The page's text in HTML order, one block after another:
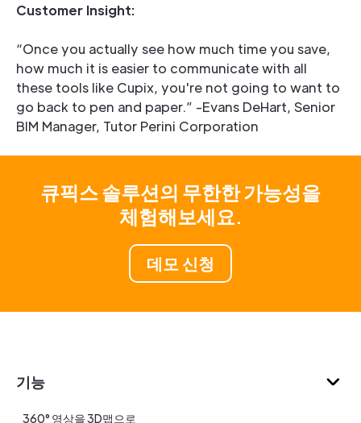
Customer Insight:
“Once you actually see how much time you save,
how much it is easier to communicate with all
these tools like Cupix, you're not going to want to
go back to pen and paper.” -Evans DeHart, Senior
BIM Manager, Tutor Perini Corporation
큐픽스 솔루션의 무한한 가능성을
체험해보세요.
데모 신청
기능
360° 영상을 3D맵으로